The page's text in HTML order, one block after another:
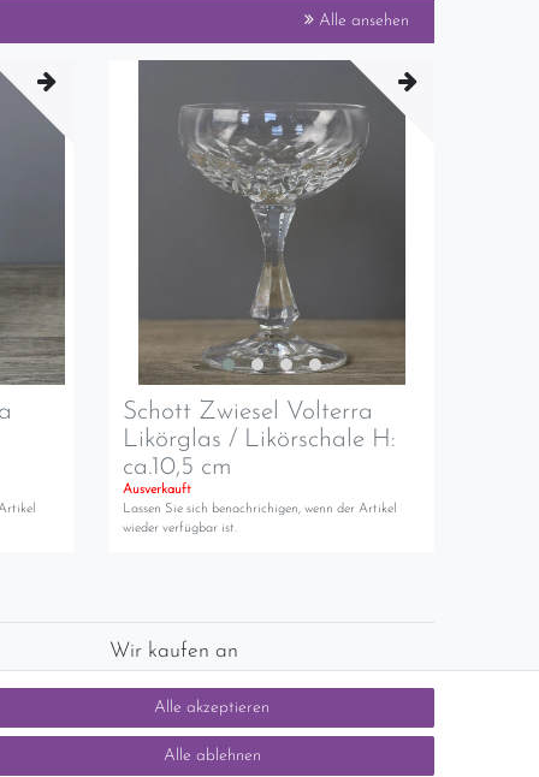
Alle ansehen
Schott Zwiesel Volterra
Likörglas / Likörschale H:
ca.10,5 cm
Ausverkauft
Lassen Sie sich benachrichigen, wenn der Artikel
wieder verfügbar ist.
Alle akzeptieren
Alle ablehnen
Wir kaufen an
Sie haben zuviel Porzellan im Schrank? Gerne
kaufen wir dieses an. Einfach unverbindliches
Angebot anfordern.